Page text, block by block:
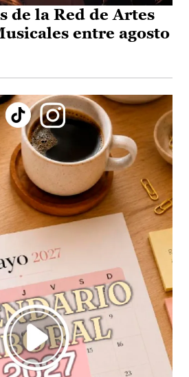
de la Red de Artes
entre agosto